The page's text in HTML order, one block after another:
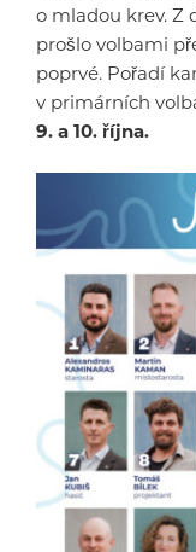
o mladou krev. Z
prošlo volbami
poprvé. Pořadí
v primárních
9. a 10. října.